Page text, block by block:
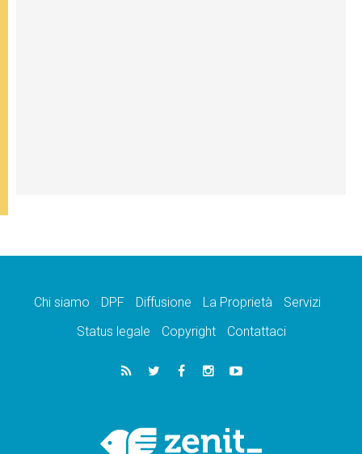
Chi siamo DPF Diffusione La Proprietà
Servizi
Status legale
Copyright Contattaci